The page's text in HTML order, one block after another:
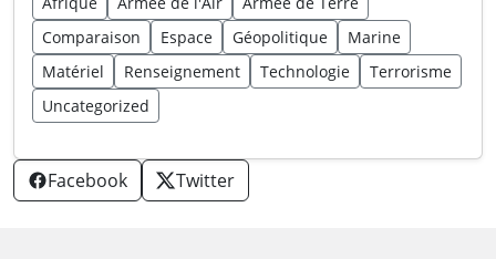
Comparaison
Espace Géopolitique
Marine
Matériel
Renseignement Technologie
Terrorisme
Uncategorized
Facebook Twitter